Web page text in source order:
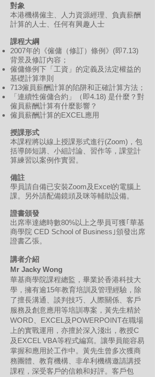
對象
本港機構僱主、人力資源經理、負責薪酬
計算的人士、任何有興趣人士
課程大綱
2007年的《僱傭（修訂）條例》(即7.13)
背景及修訂內容；
僱傭條例下「工資」的定義及法定權益的
基礎計算準則
713僱員薪酬計算的陷阱和正確計算方法；
「連續性僱傭合約」（即4.18) 是什麼？對
僱員薪酬計算有什麼影響？
僱員薪酬計算的EXCEL應用
授課形式
本課程將以線上授課形式進行(Zoom)，包
括導師短講、小組討論、習作等，課堂計
算練習以案例作實習。
備註
學員請自備已安裝Zoom及Excel的電腦上
課。另外請配備鏡頭及咪等輔助設備。
證書頒發
出席率達總時數80%以上之學員可獲｢華基
商學院 CED School of Business｣頒發出席
證書乙張。
講者介紹
Mr Jacky Wong
華基商學院課程總監，畢業於香港科技大
學，擁有逾15年教育培訓及管理經驗，除
了擅長溝通、談判技巧、人際關係、客戶
服務及創意應用等培訓專案，黃先生精於
WORD、EXCEL及POWERPOINT在職場
上的實戰運用，亦擅於深入淺出，教授C
及EXCEL VBA等程式編寫。讓學員能容易
掌握和應用於工作中。黃先生曾多次獲商
務團體、教育機構、非牟利機構邀請講授
課程，深受客戶的信賴和好評。客戶包